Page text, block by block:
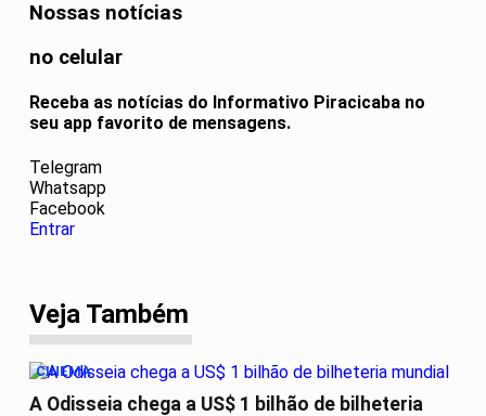
Nossas notícias
no celular
Receba as notícias do Informativo Piracicaba no
seu app favorito de mensagens.
Telegram
Whatsapp
Facebook
Entrar
Veja Também
CINEMA
A Odisseia chega a US$ 1 bilhão de bilheteria